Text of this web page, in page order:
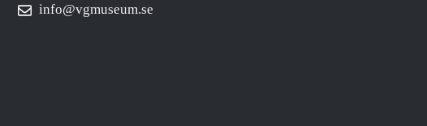
info@vgmuseum.se